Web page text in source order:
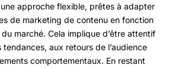
approche flexible, prêtes à adapter
de marketing de contenu en fonction
du marché. Cela implique d’être attentif
tendances, aux retours de l’audience
comportementaux. En restant